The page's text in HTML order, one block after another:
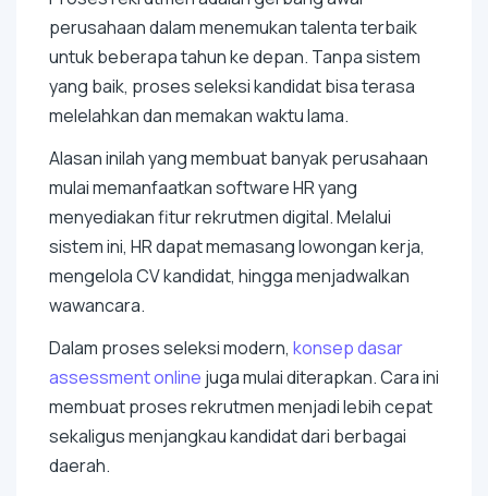
perusahaan dalam menemukan talenta terbaik
untuk beberapa tahun ke depan. Tanpa sistem
yang baik, proses seleksi kandidat bisa terasa
melelahkan dan memakan waktu lama.
Alasan inilah yang membuat banyak perusahaan
mulai memanfaatkansoftwareHR yang
menyediakan fitur rekrutmen digital. Melalui
sistem ini, HR dapat memasang lowongan kerja,
mengelola CV kandidat, hingga menjadwalkan
wawancara.
Dalam proses seleksi modern, konsep dasar
assessment online juga mulai diterapkan. Cara ini
membuat proses rekrutmen menjadi lebih cepat
sekaligus menjangkau kandidat dari berbagai
daerah.